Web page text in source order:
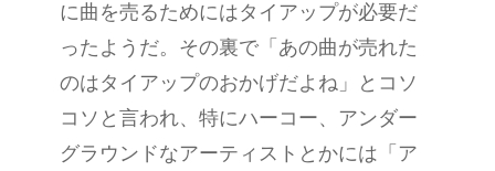
に曲を売るためにはタイアップが必要だ
ったようだ。その裏で「あの曲が売れた
のはタイアップのおかげだよね」とコソ
コソと言われ、特にハーコー、アンダー
グラウンドなアーティストとかには「ア